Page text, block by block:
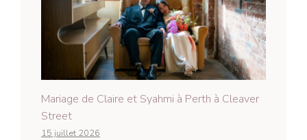
Mariage de Claire et Syahmi à Perth à Cleaver
Street
15 juillet 2026